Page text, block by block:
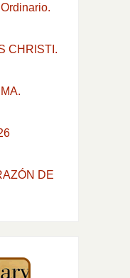
CHRISTI.
DE